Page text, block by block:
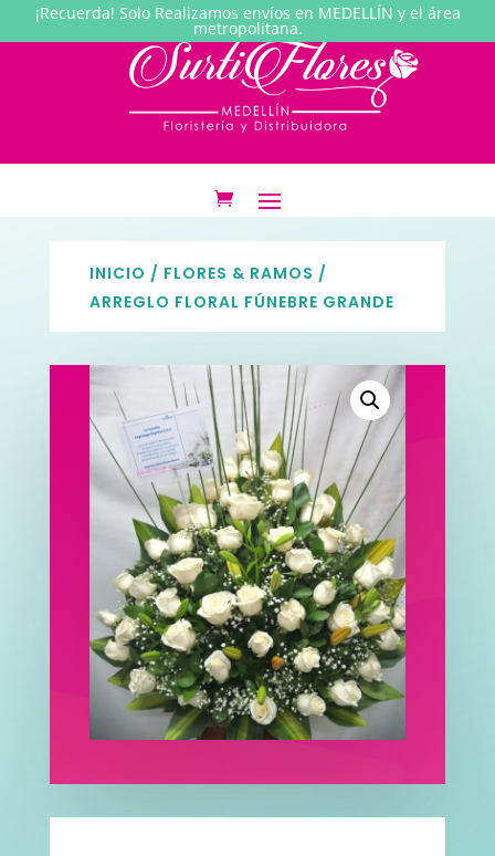
¡Recuerda! Solo Realizamos envíos en MEDELLÍN y el área
metropolitana.
INICIO / FLORES & RAMOS /
ARREGLO FLORAL FÚNEBRE GRANDE